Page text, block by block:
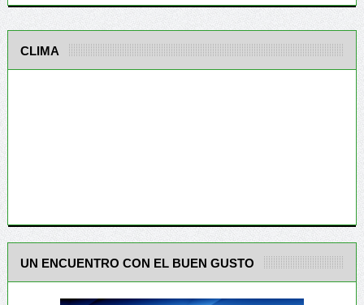
CLIMA
UN ENCUENTRO CON EL BUEN GUSTO